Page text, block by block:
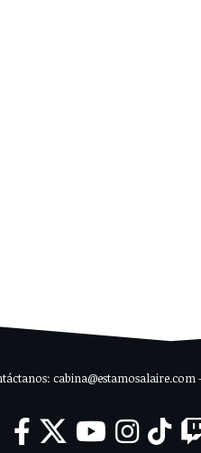
cabina@estamosalaire.com